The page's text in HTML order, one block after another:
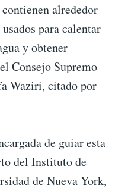
alrededor
para calentar
y obtener
Consejo Supremo
Waziri, citado por
de guiar esta
del Instituto de
de Nueva York,